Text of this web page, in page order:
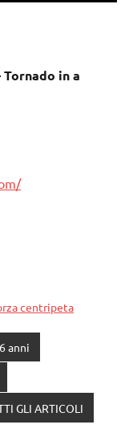
in a
centripeta
anni
GLI ARTICOLI